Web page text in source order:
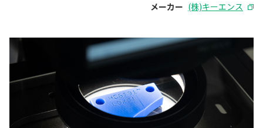
メーカー (株)キーエンス